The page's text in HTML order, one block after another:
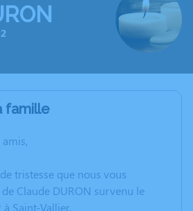
famille
tristesse que nous vous
Claude DURON survenu le
Saint-Vallier.